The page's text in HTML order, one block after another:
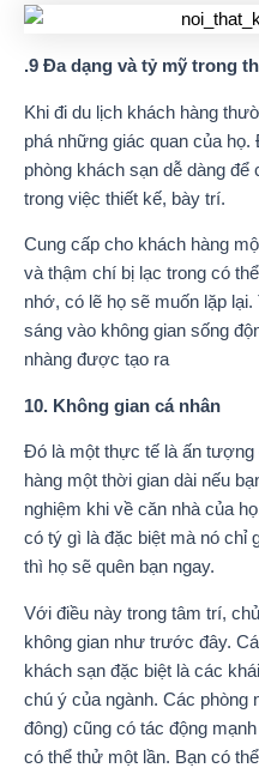
.9 Đa dạng và tỷ mỹ trong
Khi đi du lịch khách hàng
phá những giác quan của
phòng khách sạn dễ dàng
trong việc thiết kế, bày trí.
Cung cấp cho khách hàng
và thậm chí bị lạc trong có
nhớ, có lẽ họ sẽ muốn lặp
sáng vào không gian sống
nhàng được tạo ra
10. Không gian cá nhân
Đó là một thực tế là ấn
hàng một thời gian dài nếu
nghiệm khi về căn nhà của
có tý gì là đặc biệt mà nó chỉ
thì họ sẽ quên bạn ngay.
Với điều này trong tâm trí,
không gian như trước đây.
khách sạn đặc biệt là các
chú ý của ngành. Các phòng
đông) cũng có tác động
có thể thử một lần. Bạn có